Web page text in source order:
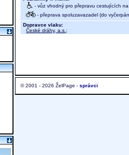
- vůz vhodný pro přepravu cestujících
- přeprava spoluzavazadel (do
Dopravce vlaku:
České dráhy, a.s. ;
© 2001 - 2026 ŽelPage - správci